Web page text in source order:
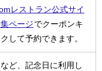
レストラン公式サイ
ページでクーポンキ
して予約できます。
ど、記念日に利用し